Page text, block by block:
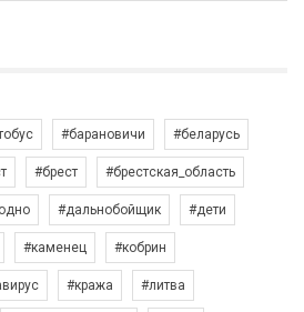
#барановичи #беларусь
#брест #брестская_область
#дальнобойщик #дети
#каменец #кобрин
#кража #литва